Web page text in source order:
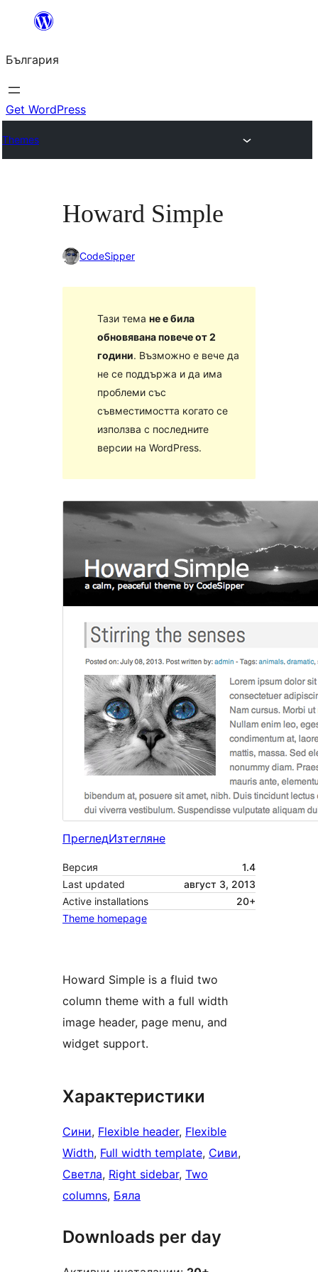
България
Get WordPress
Themes
Howard Simple
CodeSipper
Тази тема не е била
обновявана повече от 2
години. Възможно е вече да
не се поддържа и да има
проблеми със
съвместимостта когато се
използва с последните
версии на WordPress.
ПрегледИзтегляне
Версия
1.4
Last updated
август 3, 2013
Active installations
20+
Theme homepage
Howard Simple is a fluid two
column theme with a full width
image header, page menu, and
widget support.
Характеристики
Сини, Flexible header, Flexible
Width, Full width template, Сиви
Светла, Right sidebar, Two
columns, Бяла
Downloads per day